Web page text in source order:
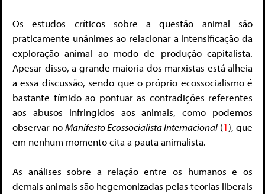
Os estudos críticos sobre a questão animal são
praticamente unânimes ao relacionar a intensificação da
exploração animal ao modo de produção capitalista.
Apesar disso, a grande maioria dos marxistas está alheia
a essa discussão, sendo que o próprio ecossocialismo é
bastante tímido ao pontuar as contradições referentes
aos abusos infringidos aos animais, como podemos
observar noManifesto Ecossocialista Internacional(1), que
em nenhum momento cita a pauta animalista.
As análises sobre a relação entre os humanos e os
demais animais são hegemonizadas pelas teorias liberais